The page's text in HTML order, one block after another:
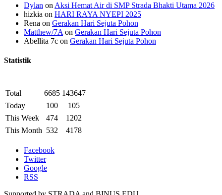
Dylan on Aksi Hemat Air di SMP Strada Bhakti Utama 2026
hizkia on HARI RAYA NYEPI 2025
Rena on Gerakan Hari Sejuta Pohon
Matthew/7A on Gerakan Hari Sejuta Pohon
Abellita 7c on Gerakan Hari Sejuta Pohon
Statistik
Total 6685 143647
Today
100
105
This Week
474
1202
This Month 532 4178
Facebook
Twitter
Google
RSS